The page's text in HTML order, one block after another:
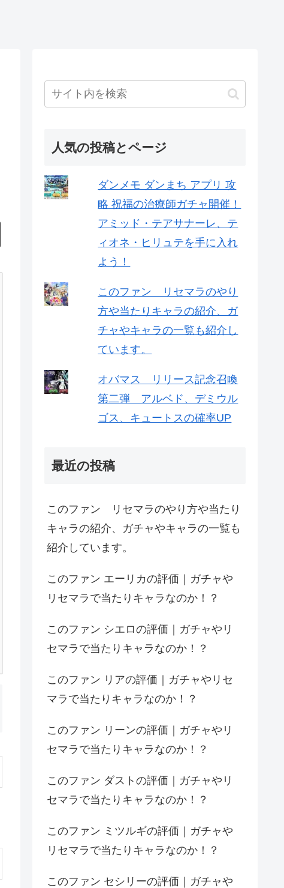
人気の投稿とページ
ダンメモ ダンまち アプリ 攻
略 祝福の治療師ガチャ開催！
アミッド・テアサナーレ、テ
ィオネ・ヒリュテを手に入れ
よう！
このファン リセマラのやり
方や当たりキャラの紹介、ガ
チャやキャラの一覧も紹介し
ています。
オバマス リリース記念召喚
第二弾 アルベド、デミウル
ゴス、キュートスの確率UP
最近の投稿
このファン リセマラのやり方や当たり
キャラの紹介、ガチャやキャラの一覧も
紹介しています。
このファン エーリカの評価｜ガチャや
リセマラで当たりキャラなのか！？
このファン シエロの評価｜ガチャやリ
セマラで当たりキャラなのか！？
このファン リアの評価｜ガチャやリセ
マラで当たりキャラなのか！？
このファン リーンの評価｜ガチャやリ
セマラで当たりキャラなのか！？
このファン ダストの評価｜ガチャやリ
セマラで当たりキャラなのか！？
このファン ミツルギの評価｜ガチャや
リセマラで当たりキャラなのか！？
このファン セシリーの評価｜ガチャや